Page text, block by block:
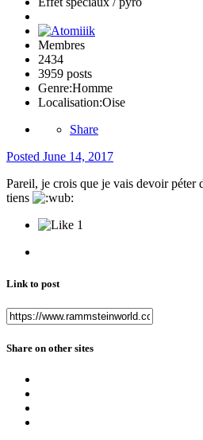
Membres
2434
3959 posts
Genre:Homme
Localisation:Oise
Share
Posted June 14, 2017
Pareil, je crois que je vais devoir péter
tiens
1
Link to post
Share on other sites